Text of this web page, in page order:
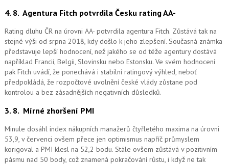
4. 8. Agentura Fitch potvrdila Česku rating AA-
Rating dluhu ČR na úrovni AA- potvrdila agentura Fitch. Zůstává tak na
stejné výši od srpna 2018, kdy došlo k jeho zlepšení. Současná známka
představuje lepší hodnocení, než jakého se od téže agentury dostává
například Francii, Belgii, Slovinsku nebo Estonsku. Ve svém hodnocení
pak Fitch uvádí, že ponechává i stabilní ratingový výhled, neboť
předpokládá, že rozpočtové uvolnění české vlády zůstane pod
kontrolou a bez zásadnějších negativních důsledků.
3. 8. Mírné zhoršení PMI
Minule dosáhl index nákupních manažerů čtyřletého maxima na úrovni
53,9, v červenci ovšem přece jen optimismus napříč průmyslem
korigoval a PMI klesl na 52,2 bodu. Stále ovšem zůstává v pozitivním
pásmu nad 50 body, což znamená pokračování růstu, i když ne tak